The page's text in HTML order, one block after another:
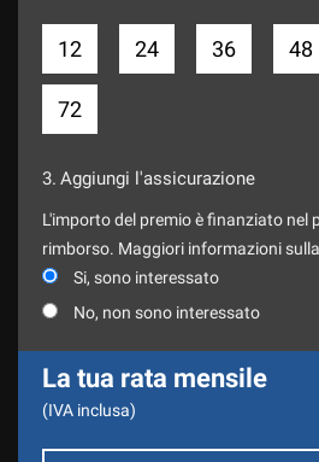
12 24 36 48
72
3. Aggiungi l'assicurazione
L'importo del premio è finanziato nel
rimborso. Maggiori informazioni
Si, sono interessato
No, non sono interessato
La tua rata mensile
(IVA inclusa)